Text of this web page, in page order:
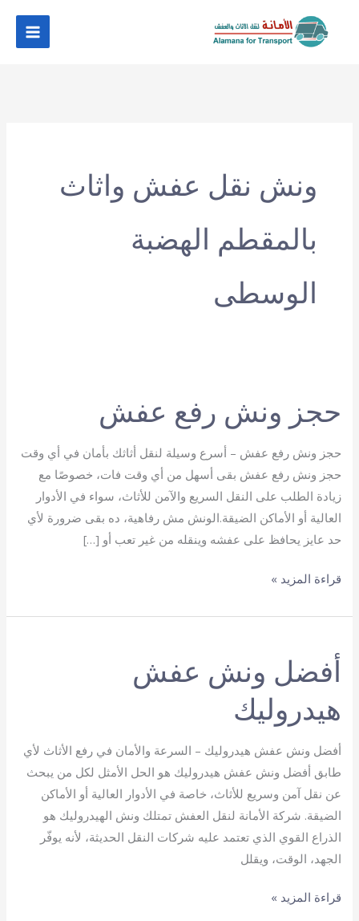
ونش نقل عفش واثاث
بالمقطم الهضبة
الوسطى
حجز ونش رفع عفش
حجز ونش رفع عفش – أسرع وسيلة لنقل أثاثك بأمان في أي وقت
حجز ونش رفع عفش بقى أسهل من أي وقت فات، خصوصًا مع
زيادة الطلب على النقل السريع والآمن للأثاث، سواء في الأدوار
العالية أو الأماكن الضيقة.الونش مش رفاهية، ده بقى ضرورة لأي
حد عايز يحافظ على عفشه وينقله من غير تعب أو […]
حجز
رفع
قراءة المزيد »
أفضل ونش عفش
هيدروليك
أفضل ونش عفش هيدروليك – السرعة والأمان في رفع الأثاث لأي
طابق أفضل ونش عفش هيدروليك هو الحل الأمثل لكل من يبحث
عن نقل آمن وسريع للأثاث، خاصة في الأدوار العالية أو الأماكن
الضيقة. شركة الأمانة لنقل العفش تمتلك ونش الهيدروليك هو
الذراع القوي الذي تعتمد عليه شركات النقل الحديثة، لأنه يوفّر
الجهد، الوقت، ويقلل
أفضل
قراءة المزيد »